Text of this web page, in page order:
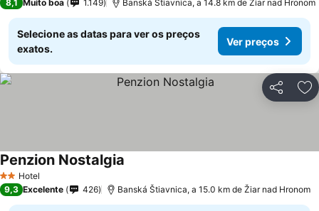
8,1 Muito boa 1.149 Banská Štiavnica, a 14.8 km de Žiar nad Hronom
Selecione as datas para ver os preços
exatos.
Ver preços
Partilhar
2 Estrelas
Hotel
Penzion Nostalgia
9,3 Excelente 426 Banská Štiavnica, a 15.0 km de Žiar nad Hronom